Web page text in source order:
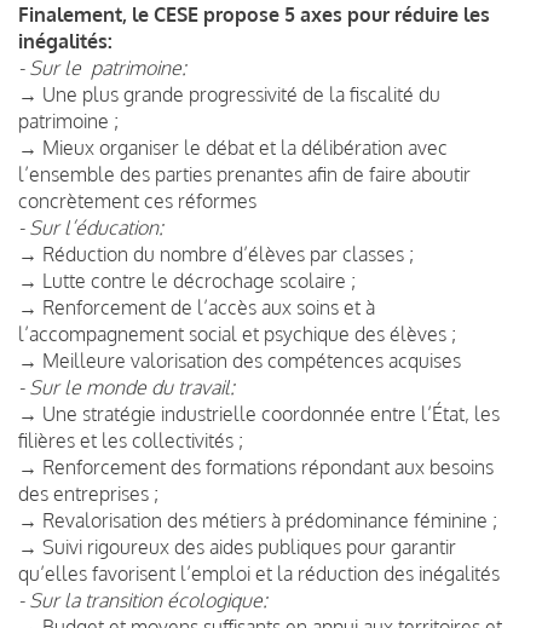
Finalement, le CESE propose 5 axes pour réduire les
inégalités:
- Sur le patrimoine:
→ Une plus grande progressivité de la fiscalité du
patrimoine ;
→ Mieux organiser le débat et la délibération avec
l’ensemble des parties prenantes afin de faire aboutir
concrètement ces réformes
- Sur l’éducation:
→ Réduction du nombre d’élèves par classes ;
→ Lutte contre le décrochage scolaire ;
→ Renforcement de l’accès aux soins et à
l’accompagnement social et psychique des élèves ;
→ Meilleure valorisation des compétences acquises
- Sur le monde du travail:
→ Une stratégie industrielle coordonnée entre l’État, les
filières et les collectivités ;
→ Renforcement des formations répondant aux besoins
des entreprises ;
→ Revalorisation des métiers à prédominance féminine ;
→ Suivi rigoureux des aides publiques pour garantir
qu’elles favorisent l’emploi et la réduction des inégalités
- Sur la transition écologique: